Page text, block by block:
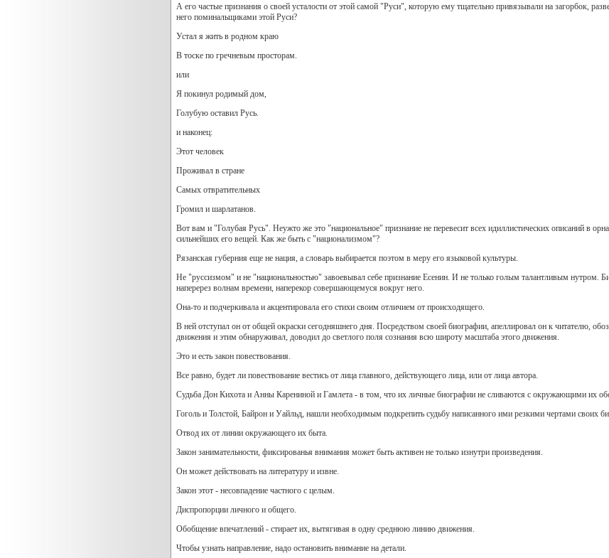
А его частые признания о своей усталости от этой самой "Руси", которую ему тщательно привязывали на загорбок,
него поминальщиками этой Руси?
Устал я жить в родном краю
В тоске по гречневым просторам.
или
Я покинул родимый дом,
Голубую оставил Русь.
и наконец:
Этот человек
Проживал в стране
Самых отвратительных
Громил и шарлатанов.
Вот вам и "Голубая Русь". Неужто же это "национальное" признание не перевесит всех идиллистических описаний в
сильнейших его вещей. Как же быть с "национализмом"?
Рязанская губерния еще не нация, а словарь выбирается поэтом в меру его языковой культуры.
Не "руссизмом" и не "национальностью" завоевывал себе признание Есенин. И не только голым талантливым
наперерез волнам времени, наперекор совершающемуся вокруг него.
Она-то и подчеркивала и акцентировала его стихи своим отличием от происходящего.
В ней отступал он от общей окраски сегодняшнего дня. Посредством своей биографии, апеллировал он к читателю,
движения и этим обнаруживал, доводил до светлого поля сознания всю широту масштаба этого движения.
Это и есть закон повествования.
Все равно, будет ли повествование вестись от лица главного, действующего лица, или от лица автора.
Судьба Дон Кихота и Анны Карениной и Гамлета - в том, что их личные биографии не сливаются с окружающими их
Гоголь и Толстой, Байрон и Уайльд, нашли необходимым подкрепить судьбу написанного ими резкими чертами своих
Отвод их от линии окружающего их быта.
Закон занимательности, фиксированья внимания может быть активен не только изнутри произведения.
Он может действовать на литературу и извне.
Закон этот - несовпадение частного с целым.
Диспропорции личного и общего.
Обобщение впечатлений - стирает их, вытягивая в одну среднюю линию движения.
Чтобы узнать направление, надо остановить внимание на детали.